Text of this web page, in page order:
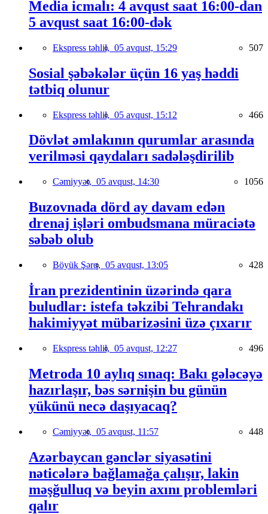
Media icmalı: 4 avqust saat 16:00-dan
5 avqust saat 16:00-dək
Ekspress təhlil, 05 avqust, 15:29 507
Sosial şəbəkələr üçün 16 yaş həddi
tətbiq olunur
Ekspress təhlil, 05 avqust, 15:12 466
Dövlət əmlakının qurumlar arasında
verilməsi qaydaları sadələşdirilib
Cəmiyyət, 05 avqust, 14:30 1056
Buzovnada dörd ay davam edən
drenaj işləri ombudsmana müraciətə
səbəb olub
Böyük Şərq, 05 avqust, 13:05 428
İran prezidentinin üzərində qara
buludlar: istefa təkzibi Tehrandakı
hakimiyyət mübarizəsini üzə çıxarır
Ekspress təhlil, 05 avqust, 12:27 496
Metroda 10 aylıq sınaq: Bakı gələcəyə
hazırlaşır, bəs sərnişin bu günün
yükünü necə daşıyacaq?
Cəmiyyət, 05 avqust, 11:57 448
Azərbaycan gənclər siyasətini
nəticələrə bağlamağa çalışır, lakin
məşğulluq və beyin axını problemləri
qalır